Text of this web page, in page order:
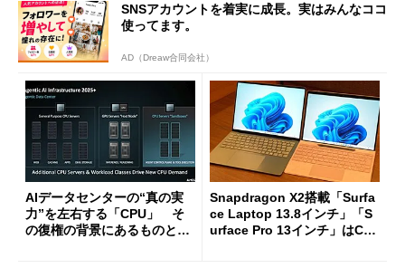
SNSアカウントを着実に成長。実はみんなココ
使ってます。
AD（Dreaw合同会社）
AIデータセンターの“真の実
力”を左右する「CPU」 そ
の復権の背景にあるものと
Snapdragon X2搭載「Surfa
ce Laptop 13.8インチ」「S
urface Pro 13インチ」はCop